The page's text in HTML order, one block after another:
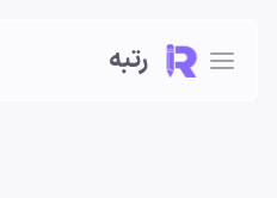
رتبه